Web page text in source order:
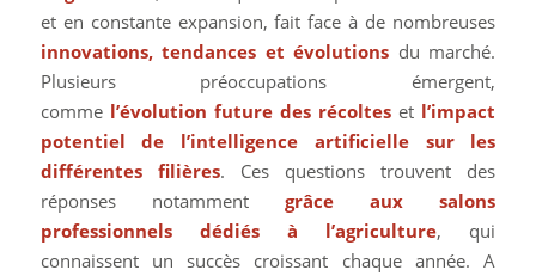
et en constante expansion, fait face à de nombreuses
innovations, tendances et évolutions du marché.
Plusieurs préoccupations émergent,
comme l’évolution future des récoltes et l’impact
potentiel de l’intelligence artificielle sur les
différentes filières. Ces questions trouvent des
réponses notamment grâce aux salons
professionnels dédiés à l’agriculture, qui
connaissent un succès croissant chaque année. A